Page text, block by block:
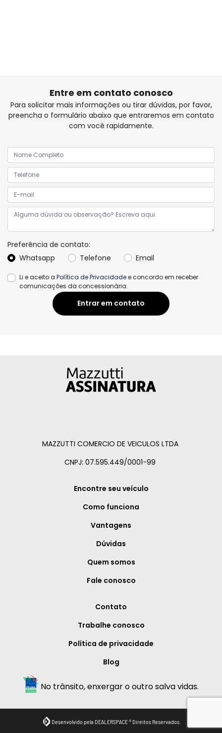
Entre em contato conosco
Para solicitar mais informações ou tirar dúvidas, por favor,
preencha o formulário abaixo que entraremos em contato
com você rapidamente.
Preferência de contato:
Whatsapp
Telefone Email
Li e aceito a Política de Privacidadee concordo em receber
comunicações da concessionária.
Entrar em contato
MAZZUTTI COMERCIO DE VEICULOS LTDA
CNPJ: 07.595.449/0001-99
Encontre seu veículo
Como funciona
Vantagens
Dúvidas
Quem somos
Fale conosco
Contato
Trabalhe conosco
Política de privacidade
Blog
No trânsito, enxergar o outro salva vidas.
Desenvolvido pela DEALERSPACE ® Direitos Reservados.